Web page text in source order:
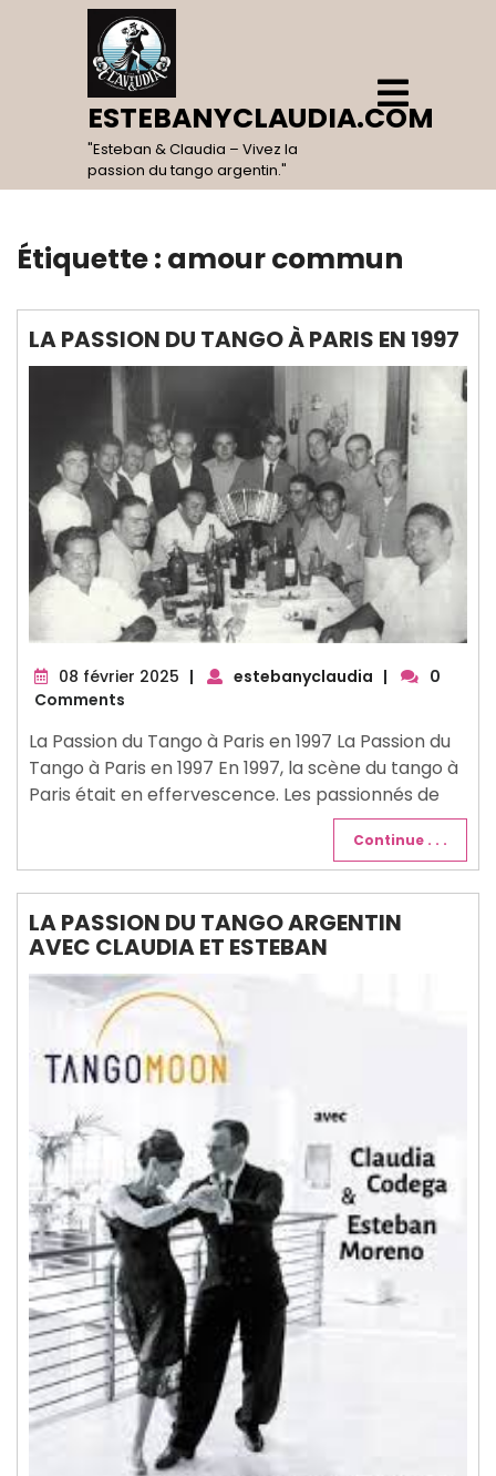
ESTEBANYCLAUDIA.COM
"Esteban & Claudia – Vivez la
passion du tango argentin."
Open
Menu
Étiquette : amour commun
LA PASSION DU TANGO À PARIS EN 1997
08 février 2025 08
| estebanyclaudia |
0
Comments
La Passion du Tango à Paris en 1997 La Passion du
Tango à Paris en 1997 En 1997, la scène du tango à
Paris était en effervescence. Les passionnés de
Continue . . .
LA PASSION DU TANGO ARGENTIN
AVEC CLAUDIA ET ESTEBAN